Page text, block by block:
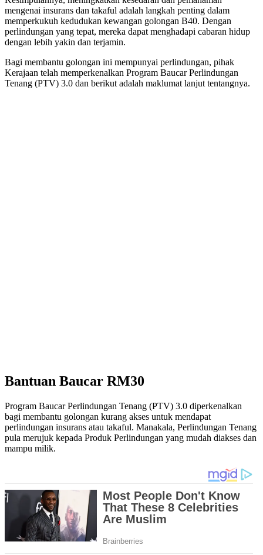
mengenai insurans dan takaful adalah langkah penting dalam
memperkukuh kedudukan kewangan golongan B40. Dengan
perlindungan yang tepat, mereka dapat menghadapi cabaran hidup
dengan lebih yakin dan terjamin.
Bagi membantu golongan ini mempunyai perlindungan, pihak
Kerajaan telah memperkenalkan Program Baucar Perlindungan
Tenang (PTV) 3.0 dan berikut adalah maklumat lanjut tentangnya.
Bantuan Baucar RM30
Program Baucar Perlindungan Tenang (PTV) 3.0 diperkenalkan
bagi membantu golongan kurang akses untuk mendapat
perlindungan insurans atau takaful. Manakala, Perlindungan Tenang
pula merujuk kepada Produk Perlindungan yang mudah diakses dan
mampu milik.